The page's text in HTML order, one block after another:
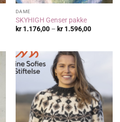
DAME
SKYHIGH Genser pakke
kr1.176,00 – kr1.596,00